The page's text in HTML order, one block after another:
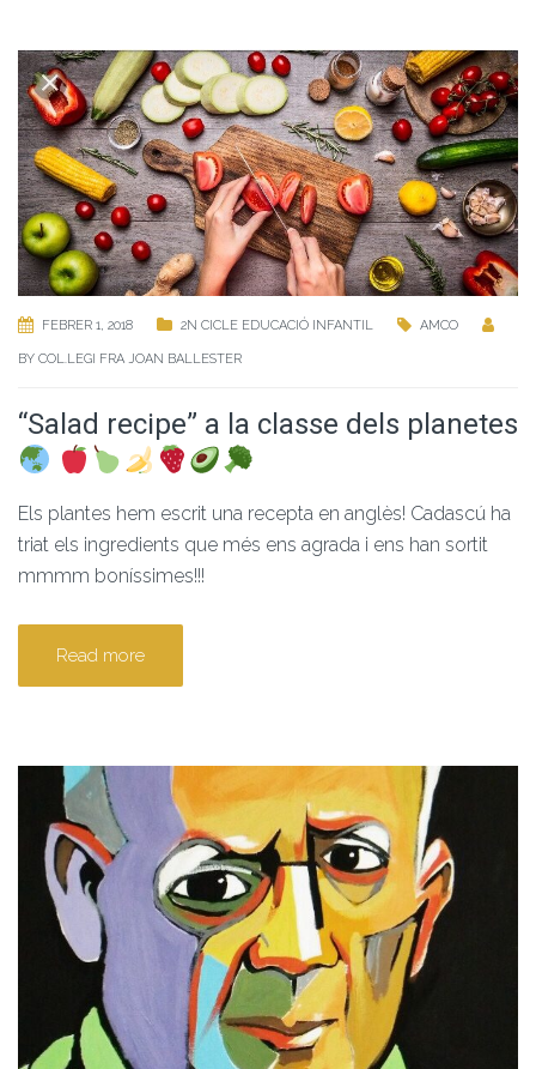
FEBRER 1, 2018 2N CICLE EDUCACIÓ INFANTIL AMCO
BY COL.LEGI FRA JOAN BALLESTER
“Salad recipe” a la classe dels planetes
Els plantes hem escrit una recepta en anglès! Cadascú ha
triat els ingredients que més ens agrada i ens han sortit
mmmm boníssimes!!!
Read more